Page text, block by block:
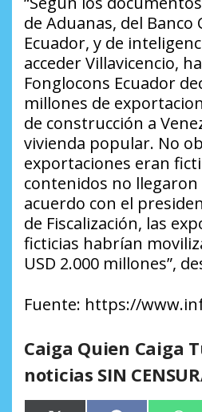
de Aduanas, del Banco
Ecuador, y de
acceder Villavicencio,
Fonglocons Ecuador
millones de
de construcción a
vivienda popular. No
exportaciones eran
contenidos no llegaron
acuerdo con el
de Fiscalización, las
ficticias habrían
USD 2.000 millones”,
Fuente: https://
Caiga Quien Caiga
noticias SIN